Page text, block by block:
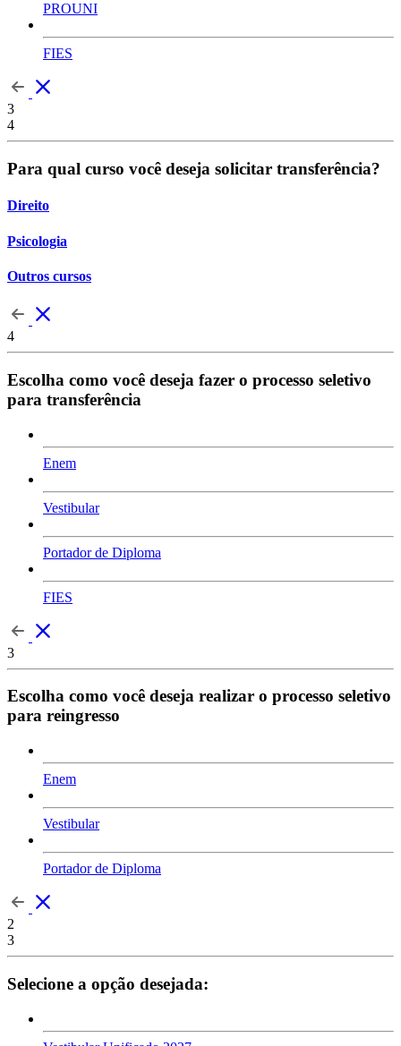
PROUNI
FIES
3
4
Para qual curso você deseja solicitar transferência?
Direito
Psicologia
Outros cursos
4
Escolha como você deseja fazer o processo seletivo
para transferência
Enem
Vestibular
Portador de Diploma
FIES
3
Escolha como você deseja realizar o processo seletivo
para reingresso
Enem
Vestibular
Portador de Diploma
2
3
Selecione a opção desejada: